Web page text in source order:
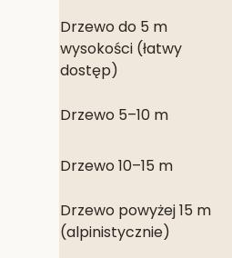
Drzewo do 5 m
wysokości (łatwy
dostęp)
Drzewo 5–10 m
Drzewo 10–15 m
Drzewo powyżej 15 m
(alpinistycznie)